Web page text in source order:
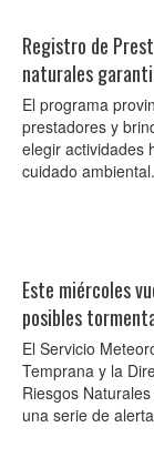
Registro de
naturales
El programa
prestadores y
elegir actividades
cuidado
Este miércoles
posibles
El Servicio
Temprana y la
Riesgos
una serie de